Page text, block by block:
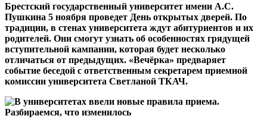
Брестский государственный университет имени А.С.
Пушкина 5 ноября проведет День открытых дверей. По
традиции, в стенах университета ждут абитуриентов и их
родителей. Они смогут узнать об особенностях грядущей
вступительной кампании, которая будет несколько
отличаться от предыдущих. «Вечёрка» предваряет
событие беседой с ответственным секретарем приемной
комиссии университета Светланой ТКАЧ.